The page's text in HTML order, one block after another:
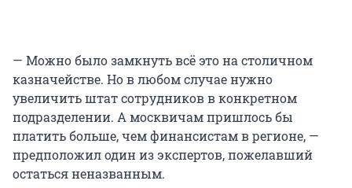
— Можно было замкнуть всё это на столичном
казначействе. Но в любом случае нужно
увеличить штат сотрудников в конкретном
подразделении. А москвичам пришлось бы
платить больше, чем финансистам в регионе, —
предположил один из экспертов, пожелавший
остаться неназванным.